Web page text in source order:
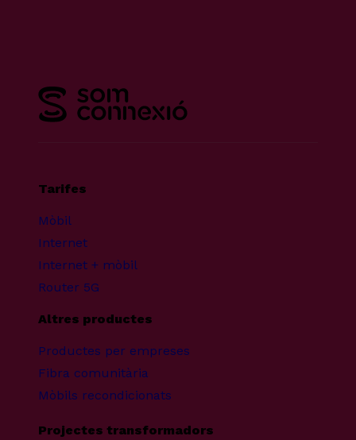
Tarifes
Mòbil
Internet
Internet + mòbil
Router 5G
Altres productes
Productes per empreses
Fibra comunitària
Mòbils recondicionats
Projectes transformadors